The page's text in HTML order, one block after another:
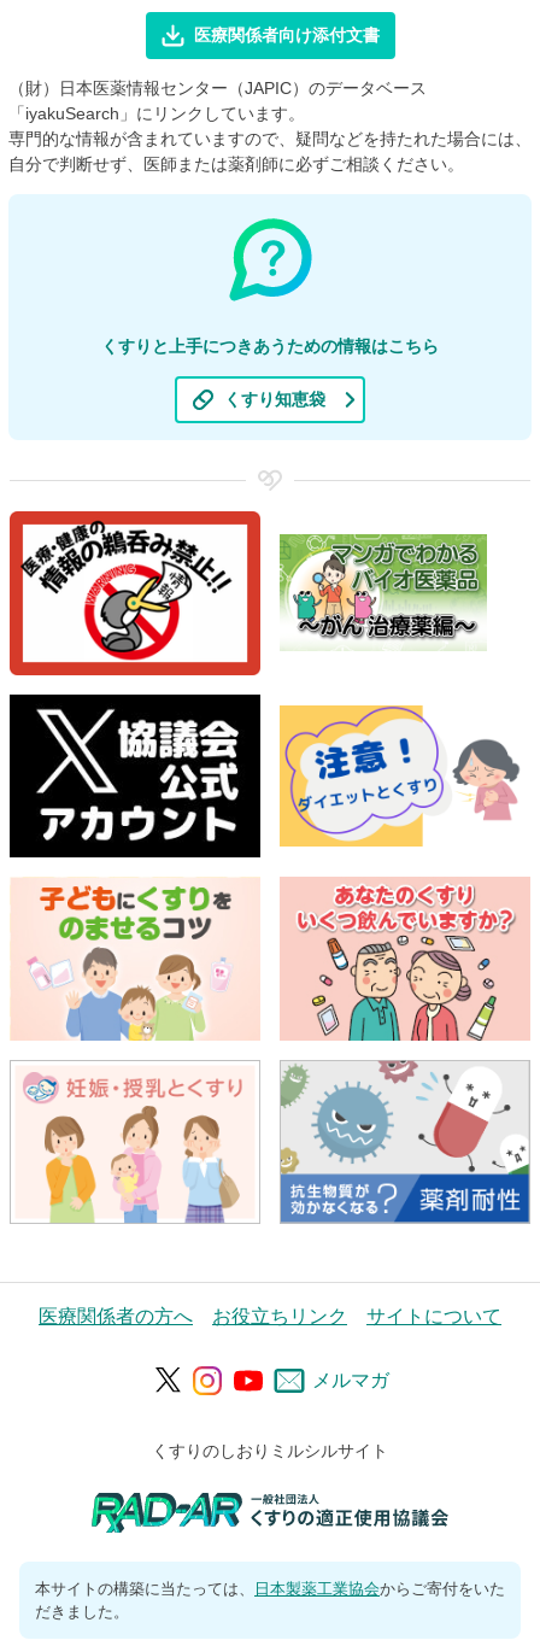
医療関係者向け添付文書
（財）日本医薬情報センター（JAPIC）のデータベース
「iyakuSearch」にリンクしています。
専門的な情報が含まれていますので、疑問などを持たれた場合には、
自分で判断せず、医師または薬剤師に必ずご相談ください。
くすりと上手につきあうための情報はこちら
くすり知恵袋
医療関係者の方へ お役立ちリンク サイトについて
メルマガ
くすりのしおりミルシルサイト
本サイトの構築に当たっては、 日本製薬工業協会からご寄付をいた
だきました。